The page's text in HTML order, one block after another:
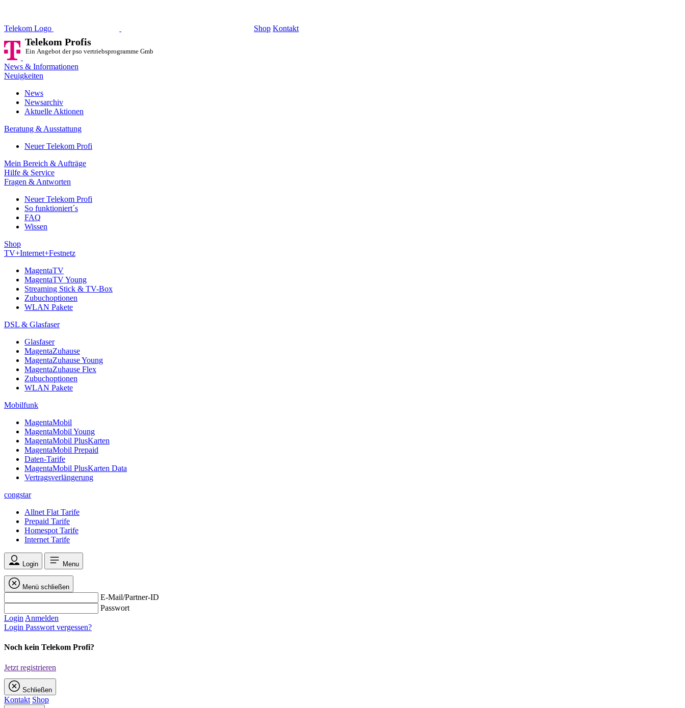
Telekom Logo Shop Kontakt
Telekom Profis
Ein Angebot der pso vertriebsprogramme GmbH
News & Informationen
Neuigkeiten
News
Newsarchiv
Aktuelle Aktionen
Beratung & Ausstattung
Neuer Telekom Profi
Mein Bereich & Aufträge
Hilfe & Service
Fragen & Antworten
Neuer Telekom Profi
So funktioniert´s
FAQ
Wissen
Shop
TV+Internet+Festnetz
MagentaTV
MagentaTV Young
Streaming Stick & TV-Box
Zubuchoptionen
WLAN Pakete
DSL & Glasfaser
Glasfaser
MagentaZuhause
MagentaZuhause Young
MagentaZuhause Flex
Zubuchoptionen
WLAN Pakete
Mobilfunk
MagentaMobil
MagentaMobil Young
MagentaMobil PlusKarten
MagentaMobil Prepaid
Daten-Tarife
MagentaMobil PlusKarten Data
Vertragsverlängerung
congstar
Allnet Flat Tarife
Prepaid Tarife
Homespot Tarife
Internet Tarife
Login Menu
Menü schließen
E-Mail/Partner-ID
Passwort
Login Anmelden
Login Passwort vergessen?
Noch kein Telekom Profi?
Jetzt registrieren
Schließen
Kontakt Shop